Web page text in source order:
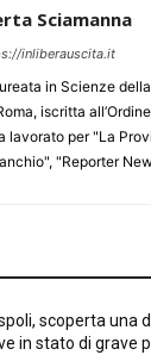
Sciamanna
inliberauscita.it
in Scienze
iscritta
lavorato per "La
"Reporter
scoperta una
in stato di grave